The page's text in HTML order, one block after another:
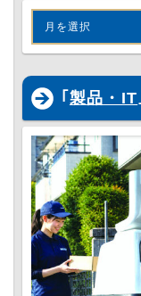
月を選択
｢ 製品・IT